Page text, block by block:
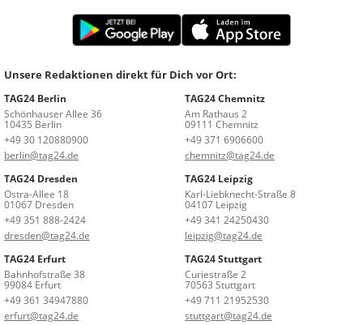
Unsere Redaktionen direkt für Dich vor Ort:
TAG24 Berlin
Schönhauser Allee 36
10435 Berlin
+49 30 120880900
berlin@tag24.de
TAG24 Chemnitz
Am Rathaus 2
09111 Chemnitz
+49 371 6906600
chemnitz@tag24.de
TAG24 Dresden
Ostra-Allee 18
01067 Dresden
+49 351 888-2424
dresden@tag24.de
TAG24 Leipzig
Karl-Liebknecht-Straße 8
04107 Leipzig
+49 341 24250430
leipzig@tag24.de
TAG24 Erfurt
Bahnhofstraße 38
99084 Erfurt
+49 361 34947880
erfurt@tag24.de
TAG24 Stuttgart
Curiestraße 2
70563 Stuttgart
+49 711 21952530
stuttgart@tag24.de